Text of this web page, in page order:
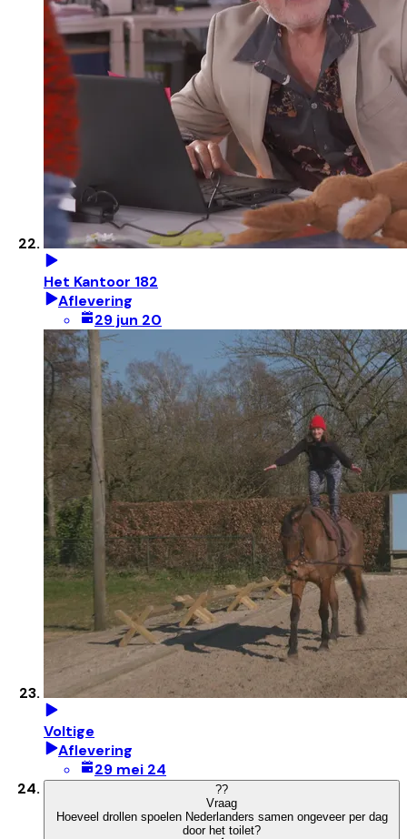
Het Kantoor 182
Aflevering
29 jun 20
Voltige
Aflevering
29 mei 24
??
Vraag
Hoeveel drollen spoelen Nederlanders samen ongeveer per dag
door het toilet?